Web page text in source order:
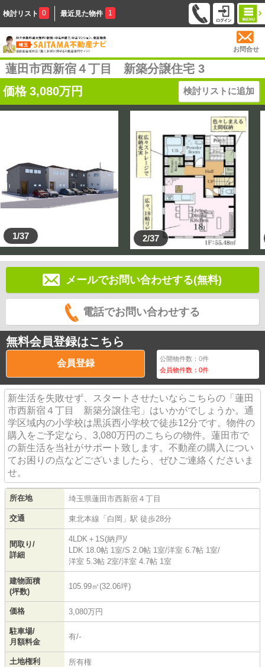
検討リスト 0 最近見た物件 1
お問合せ
蓮田市西新宿４丁目 新築分譲住宅 3
価格 3,080万円 検討リストに追加
1/37 2/37
メールでお問い合わせする(無料)
電話でお問い合わせする
無料会員登録はこちら
会員登録 公開物件数：0件
会員物件数：0件
新生活を失敗せず、スタートさせたいならこちらの「蓮田
市西新宿４丁目 新築分譲住宅」はいかがでしょうか。通
学区域内の小学校は黒浜西小学校で徒歩12分です。物件の
購入をご予定なら、3,080万円のこちらの物件。蓮田市で
の新生活を当社がサポート致します。不動産の購入につい
てお困りの点などございましたら、ぜひご連絡くださいま
せ。
所在地 埼玉県蓮田市西新宿 ４丁目
交通 東北本線 「 白岡 」駅 徒歩28分
間取り/
詳細
4LDK＋1S(納戸)/
LDK 18.0帖 1室/S 2.0帖 1室/洋室 6.7帖 1室/
洋室 5.3帖 2室/洋室 4.7帖 1室
建物面積
(坪数)
105.99㎡(32.06坪)
価格 3,080万円
駐車場/
月額料金
有/-
土地権利 所有権